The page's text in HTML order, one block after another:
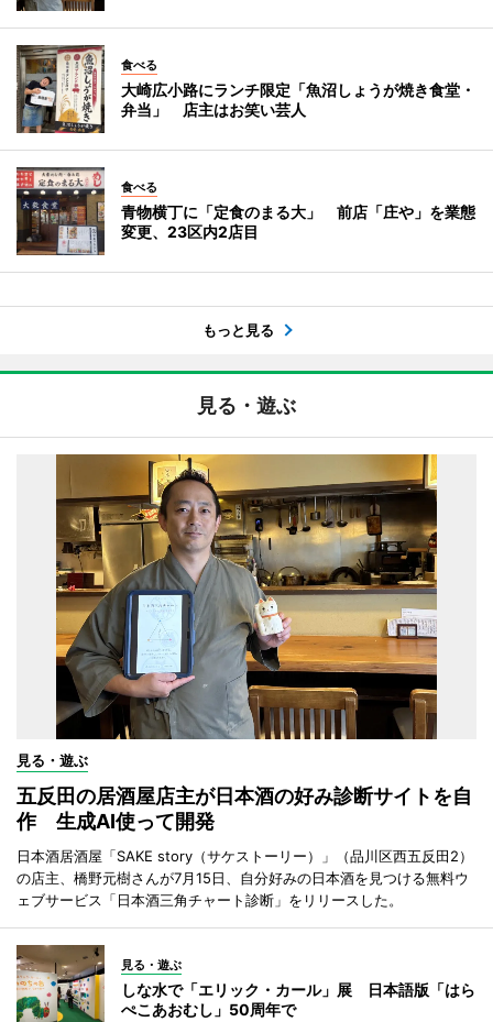
食べる
大崎広小路にランチ限定「魚沼しょうが焼き食堂・
弁当」 店主はお笑い芸人
食べる
青物横丁に「定食のまる大」 前店「庄や」を業態
変更、23区内2店目
もっと見る
見る・遊ぶ
見る・遊ぶ
五反田の居酒屋店主が日本酒の好み診断サイトを自
作 生成AI使って開発
日本酒居酒屋「SAKE story（サケストーリー）」（品川区西五反田2）
の店主、橋野元樹さんが7月15日、自分好みの日本酒を見つける無料ウ
ェブサービス「日本酒三角チャート診断」をリリースした。
見る・遊ぶ
しな水で「エリック・カール」展 日本語版「はら
ぺこあおむし」50周年で